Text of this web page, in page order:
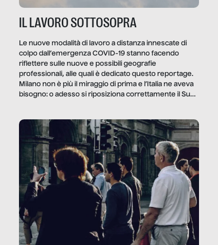
IL LAVORO SOTTOSOPRA
Le nuove modalità di lavoro a distanza innescate di
colpo dall’emergenza COVID-19 stanno facendo
riflettere sulle nuove e possibili geografie
professionali, alle quali è dedicato questo reportage.
Milano non è più il miraggio di prima e l’Italia ne aveva
bisogno: o adesso si riposiziona correttamente il Sud